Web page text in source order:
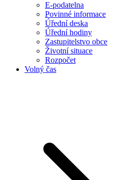
E-podatelna
Povinné informace
Úřední deska
Úřední hodiny
Zastupitelstvo obce
Životní situace
Rozpočet
Volný čas